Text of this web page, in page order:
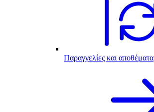
Παραγγελίες και αποθέματα